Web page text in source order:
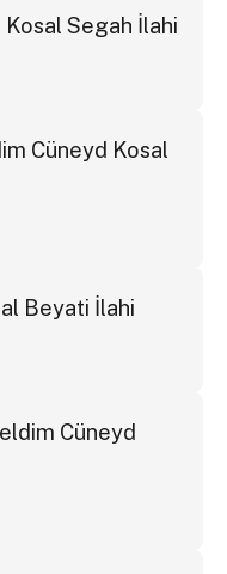
Segah İlahi
Cüneyd Kosal
Beyati İlahi
Cüneyd